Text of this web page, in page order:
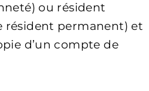
ou résident
résident permanent) et
d’un compte de